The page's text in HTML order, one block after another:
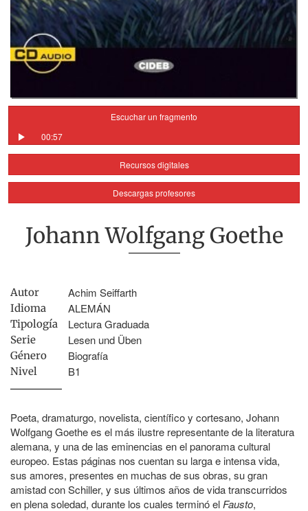
Escuchar un fragmento
00:57
Recursos digitales
Descargas profesores
Johann Wolfgang Goethe
Autor Achim Seiffarth
Idioma ALEMÁN
Tipología Lectura Graduada
Serie Lesen und Üben
Género Biografía
Nivel B1
Poeta, dramaturgo, novelista, científico y cortesano, Johann
Wolfgang Goethe es el más ilustre representante de la literatura
alemana, y una de las eminencias en el panorama cultural
europeo. Estas páginas nos cuentan su larga e intensa vida,
sus amores, presentes en muchas de sus obras, su gran
amistad con Schiller, y sus últimos años de vida transcurridos
en plena soledad, durante los cuales terminó elFausto,